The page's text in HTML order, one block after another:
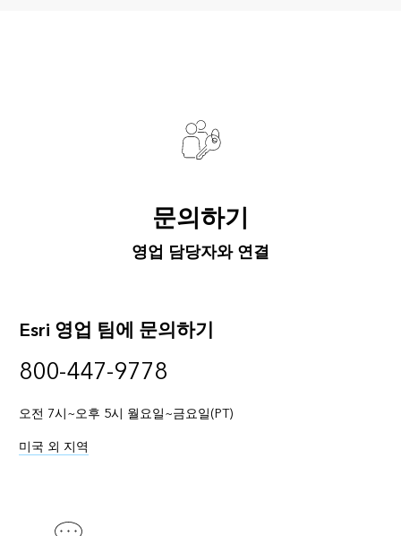
문의하기
영업 담당자와 연결
Esri 영업 팀에 문의하기
800-447-9778
오전 7시~오후 5시 월요일~금요일(PT)
미국 외 지역